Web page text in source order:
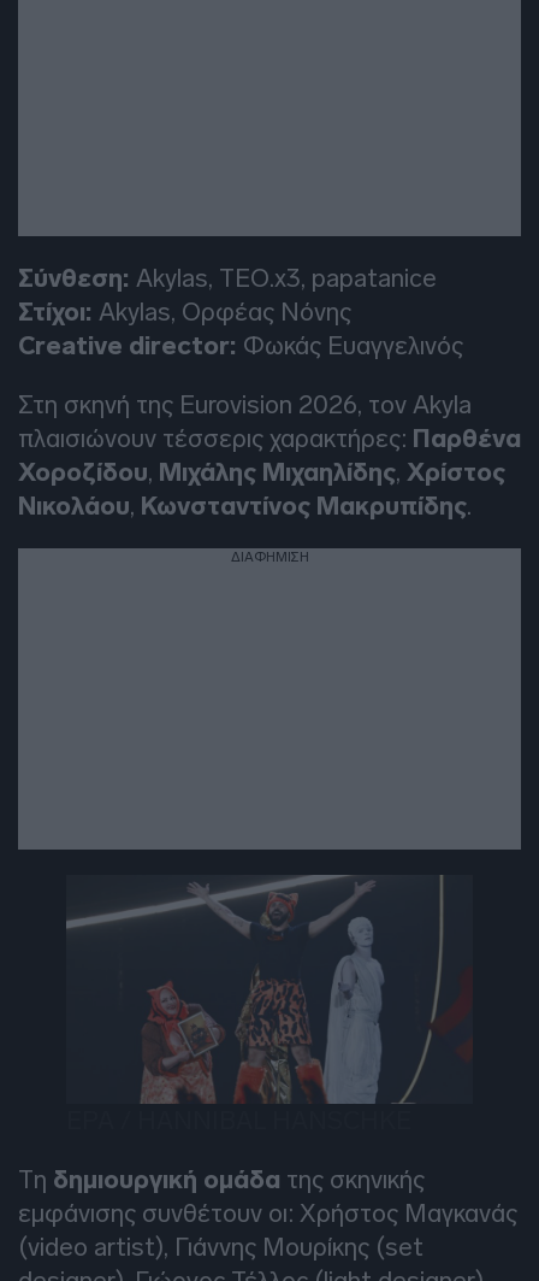
Σύνθεση: Akylas, TEO.x3, papatanice
Στίχοι: Akylas, Ορφέας Νόνης
Creative director: Φωκάς Ευαγγελινός
Στη σκηνή της Eurovision 2026, τον Akyla
πλαισιώνουν τέσσερις χαρακτήρες: Παρθένα
Χοροζίδου, Μιχάλης Μιχαηλίδης, Χρίστος
Νικολάου, Κωνσταντίνος Μακρυπίδης.
ΔΙΑΦΗΜΙΣΗ
Τη δημιουργική ομάδα της σκηνικής
εμφάνισης συνθέτουν οι: Χρήστος Μαγκανάς
(video artist), Γιάννης Μουρίκης (set